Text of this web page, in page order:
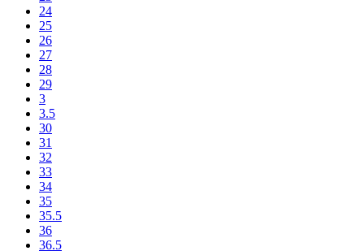
24
25
26
27
28
29
3
3.5
30
31
32
33
34
35
35.5
36
36.5